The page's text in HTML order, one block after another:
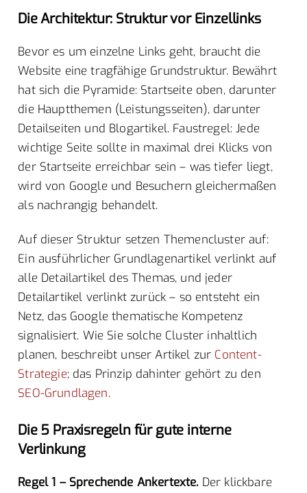
Die Architektur: Struktur vor Einzellinks
Bevor es um einzelne Links geht, braucht die
Website eine tragfähige Grundstruktur. Bewährt
hat sich die Pyramide: Startseite oben, darunter
die Hauptthemen (Leistungsseiten), darunter
Detailseiten und Blogartikel. Faustregel: Jede
wichtige Seite sollte in maximal drei Klicks von
der Startseite erreichbar sein – was tiefer liegt,
wird von Google und Besuchern gleichermaßen
als nachrangig behandelt.
Auf dieser Struktur setzen Themencluster auf:
Ein ausführlicher Grundlagenartikel verlinkt auf
alle Detailartikel des Themas, und jeder
Detailartikel verlinkt zurück – so entsteht ein
Netz, das Google thematische Kompetenz
signalisiert. Wie Sie solche Cluster inhaltlich
planen, beschreibt unser Artikel zur Content-
Strategie; das Prinzip dahinter gehört zu den
SEO-Grundlagen.
Die 5 Praxisregeln für gute interne
Verlinkung
Regel 1 – Sprechende Ankertexte. Der klickbare